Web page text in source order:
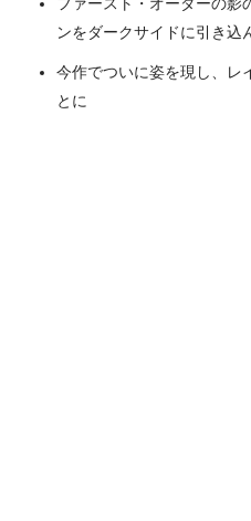
ンをダークサイドに引き込
今作でついに姿を現し、レ
とに